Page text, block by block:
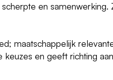
en samenwerking.
maatschappelijk
en geeft richting aan